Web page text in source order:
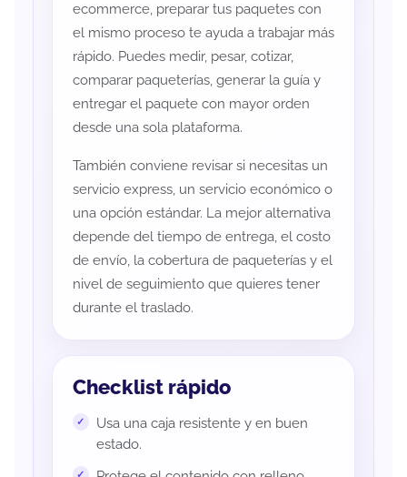
ecommerce, preparar tus paquetes con
el mismo proceso te ayuda a trabajar más
rápido. Puedes medir, pesar, cotizar,
comparar paqueterías, generar la guía y
entregar el paquete con mayor orden
desde una sola plataforma.
También conviene revisar si necesitas un
servicio express, un servicio económico o
una opción estándar. La mejor alternativa
depende del tiempo de entrega, el costo
de envío, la cobertura de paqueterías y el
nivel de seguimiento que quieres tener
durante el traslado.
Checklist rápido
Usa una caja resistente y en buen
estado.